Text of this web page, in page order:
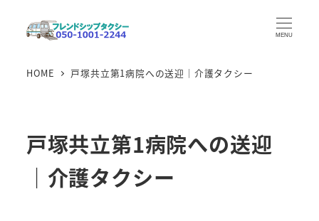
MENU
HOME 戸塚共立第1病院への送迎｜介護タクシー
戸塚共立第1病院への送迎
｜介護タクシー